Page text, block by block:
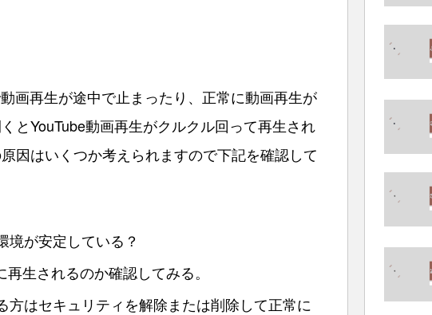
画再生が途中で止まったり、正常に動画再生が
とYouTube動画再生がクルクル回って再生され
因はいくつか考えられますので下記を確認して
境が安定している？
生されるのか確認してみる。
はセキュリティを解除または削除して正常に